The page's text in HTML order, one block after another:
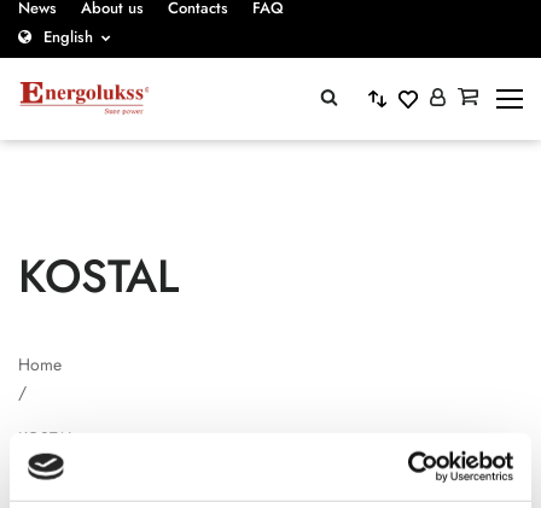
News About us Contacts
FAQ
English
KOSTAL
Home
/
KOSTAL